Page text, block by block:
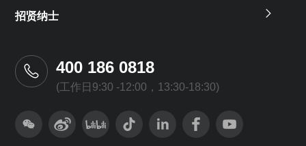
招贤纳士
400 186 0818
(工作日9:30 -12:00，13:30-18:30)